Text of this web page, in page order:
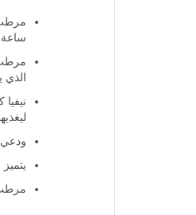
مرطب
الذي
ودعي
مرطب